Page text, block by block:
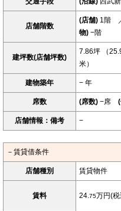
店舗階数
(店舗) 1階
物) −階
建坪数(店舗坪数)
7.86坪 （
米）
建物築年 − 年
席数 (席数) −席
店舗情報：備考 −
－賃貸借条件
店舗種別 賃貸物件
賃料 24.75万円(